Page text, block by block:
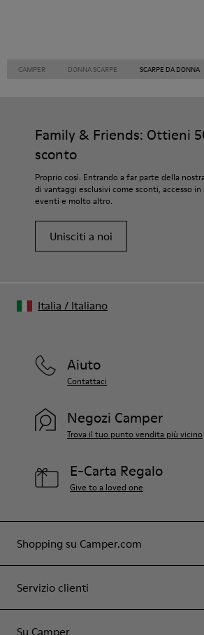
CAMPER DONNA SCARPE SCARPE DA DONNA
Family & Friends: Ottieni
sconto
Proprio così. Entrando a far parte della
di vantaggi esclusivi come sconti, accesso
eventi e molto altro.
Unisciti a noi
Shopping su Camper.com
Servizio clienti
Su Camper
Aiuto
Contattaci
Negozi Camper
Trova il tuo punto vendita più vicino
E-Carta Regalo
Give to a loved one
Italia / Italiano